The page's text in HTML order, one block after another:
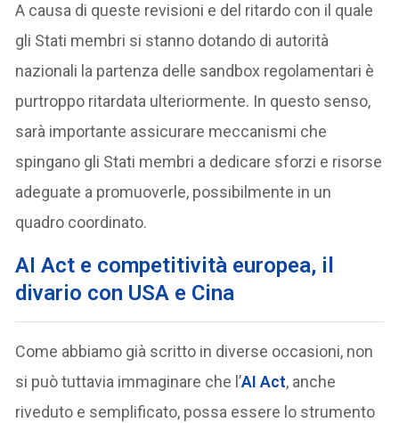
A causa di queste revisioni e del ritardo con il quale
gli Stati membri si stanno dotando di autorità
nazionali la partenza delle sandbox regolamentari è
purtroppo ritardata ulteriormente. In questo senso,
sarà importante assicurare meccanismi che
spingano gli Stati membri a dedicare sforzi e risorse
adeguate a promuoverle, possibilmente in un
quadro coordinato.
AI Act e competitività europea, il
divario con USA e Cina
Come abbiamo già scritto in diverse occasioni, non
si può tuttavia immaginare che l’AI Act, anche
riveduto e semplificato, possa essere lo strumento